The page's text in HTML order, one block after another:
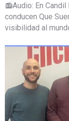
📻Audio: En
conducen Que
visibilidad al